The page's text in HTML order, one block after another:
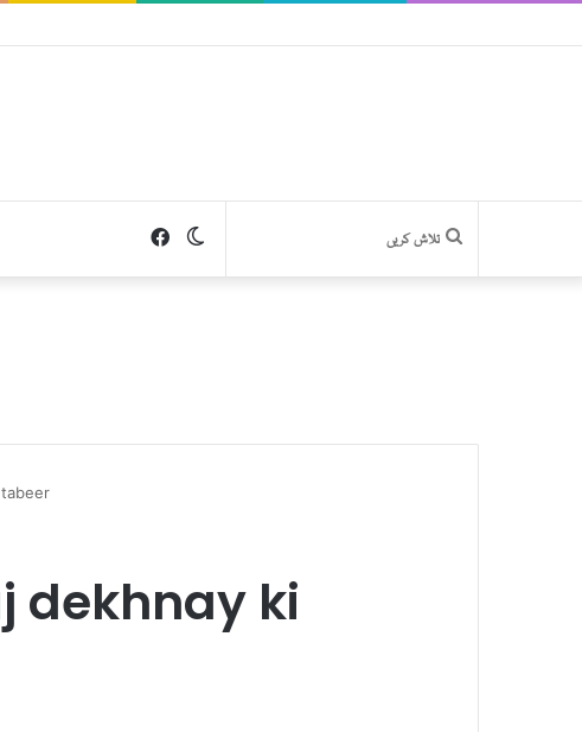
تلاش Facebook
dekhnay ki